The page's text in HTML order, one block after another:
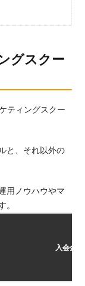
ティングスクー
と、それ以外の
用ノウハウやマ
。
入会金